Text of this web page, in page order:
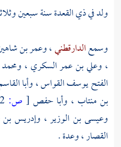
ولد في ذي القعدة سنة سبعين
وسمعالدارقطني،وعمر بن
، وعلي بن عمر السكري ،
الفتح يوسف القواس،وأبا
بن منتاب ، وأبا حفص [ ص:
وعيسى بن الوزير، وإدريس بن
القصار، وعدة .